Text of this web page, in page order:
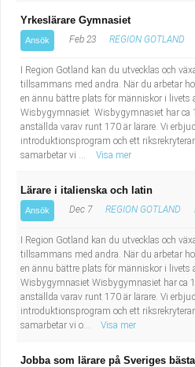
Yrkeslärare Gymnasiet
Ansök Feb 23 REGION GOTLAND
I Region Gotland kan du utvecklas och
tillsammans med andra. När du arbetar
en ännu bättre plats för människor i livets
Wisbygymnasiet Wisbygymnasiet har ca
anställda varav runt 170 är lärare. Vi
introduktionsprogram och ett
samarbetar vi ...
Visa mer
Lärare i italienska och latin
Ansök Dec 7 REGION GOTLAND
I Region Gotland kan du utvecklas och
tillsammans med andra. När du arbetar
en ännu bättre plats för människor i livets
Wisbygymnasiet Wisbygymnasiet har ca
anställda varav runt 170 är lärare. Vi
introduktionsprogram och ett
samarbetar vi o...
Visa mer
Jobba som lärare på Sveriges